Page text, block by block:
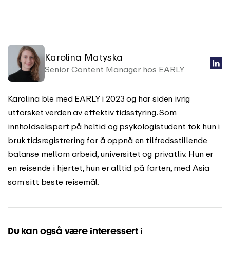
Karolina Matyska
Senior Content Manager hos EARLY
Karolina ble med EARLY i 2023 og har siden ivrig
utforsket verden av effektiv tidsstyring. Som
innholdsekspert på heltid og psykologistudent tok hun i
bruk tidsregistrering for å oppnå en tilfredsstillende
balanse mellom arbeid, universitet og privatliv. Hun er
en reisende i hjertet, hun er alltid på farten, med Asia
som sitt beste reisemål.
Du kan også være interessert i